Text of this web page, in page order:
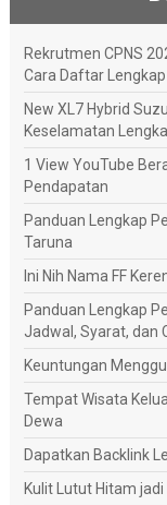
Rekrutmen CPNS
Cara Daftar Lengkap
New XL7 Hybrid
Keselamatan
1 View YouTube
Pendapatan
Panduan Lengkap
Taruna
Ini Nih Nama FF
Panduan Lengkap
Jadwal, Syarat, dan
Keuntungan
Tempat Wisata
Dewa
Dapatkan Backlink
Kulit Lutut Hitam